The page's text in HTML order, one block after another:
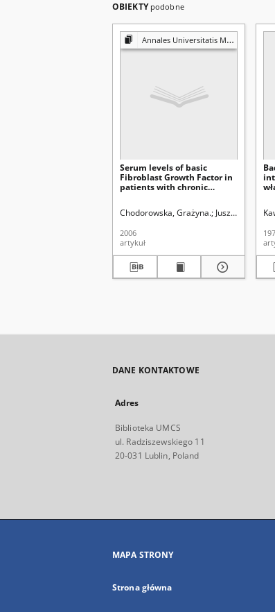
OBIEKTY podobne
Annales Universitatis Mariae Curie-Skłodowska. Sectio D, Medicina
Serum levels of basic
Fibroblast Growth Factor in
patients with chronic
Chodorowska, Grażyna. Juszkiewicz-
2006
artykuł
DANE KONTAKTOWE
Adres
Biblioteka UMCS
ul. Radziszewskiego 11
20-031 Lublin, Poland
MAPA STRONY
Strona główna